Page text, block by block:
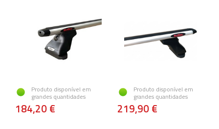
Produto disponível em
grandes quantidades
184,20 €
Produto disponível em
grandes quantidades
219,90 €